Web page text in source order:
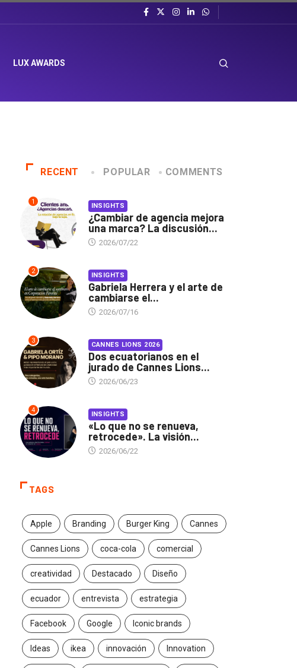
LUX AWARDS
RECENT POPULAR COMMENTS
1 INSIGHTS
¿Cambiar de agencia mejora
una marca? La discusión...
2026/07/22
2 INSIGHTS
Gabriela Herrera y el arte de
cambiarse el...
2026/07/16
3 CANNES LIONS 2026
Dos ecuatorianos en el
jurado de Cannes Lions...
2026/06/23
4 INSIGHTS
«Lo que no se renueva,
retrocede». La visión...
2026/06/22
TAGS
Apple Branding Burger King Cannes
Cannes Lions coca-cola comercial
creatividad Destacado Diseño
ecuador entrevista estrategia
Facebook Google Iconic brands
Ideas ikea innovación Innovation